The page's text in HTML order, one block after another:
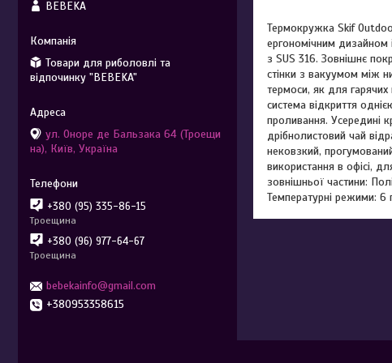
Термокружка Skif
ергономічним дизайном
з SUS 316. Зовнішнє
стінки з вакуумом між
термоси, як для
система відкриття
проливання. Усередині
дрібнолистовий чай
нековзкий,
використання в офісі,
зовнішньої частини:
Температурні режими: 6
BEBEKA
Товари для риболовлі та
відпочинку "BEBEKA"
ул. Оноре де Бальзака 64 (Троещи
на), Київ, Україна
+380 (95) 335-86-15
Троещина
+380 (96) 977-64-67
Троещина
bebekainfo@gmail.com
+380953358615